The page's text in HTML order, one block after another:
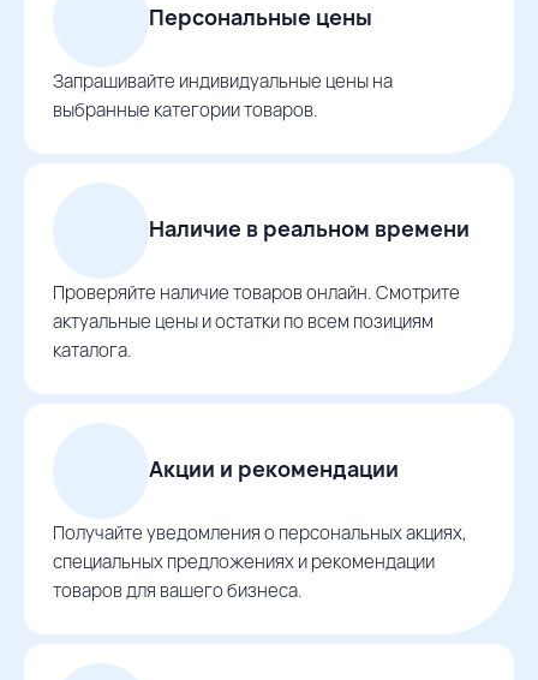
Персональные цены
Запрашивайте индивидуальные цены на
выбранные категории товаров.
Наличие в реальном времени
Проверяйте наличие товаров онлайн. Смотрите
актуальные цены и остатки по всем позициям
каталога.
Акции и рекомендации
Получайте уведомления о персональных акциях,
специальных предложениях и рекомендации
товаров для вашего бизнеса.